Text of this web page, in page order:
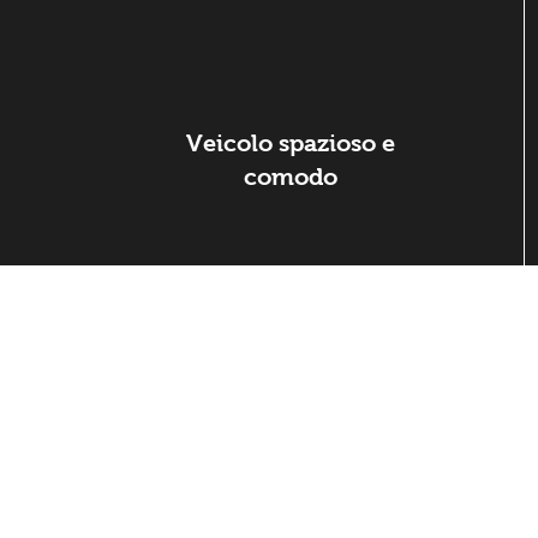
Veicolo spazioso e
comodo